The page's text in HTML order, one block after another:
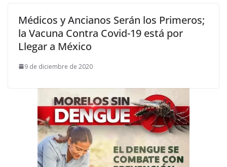
Médicos y Ancianos Serán los Primeros;
la Vacuna Contra Covid-19 está por
Llegar a México
9 de diciembre de 2020